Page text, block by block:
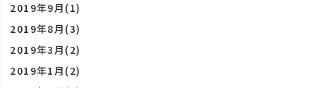
2019年9月(1)
2019年8月(3)
2019年3月(2)
2019年1月(2)